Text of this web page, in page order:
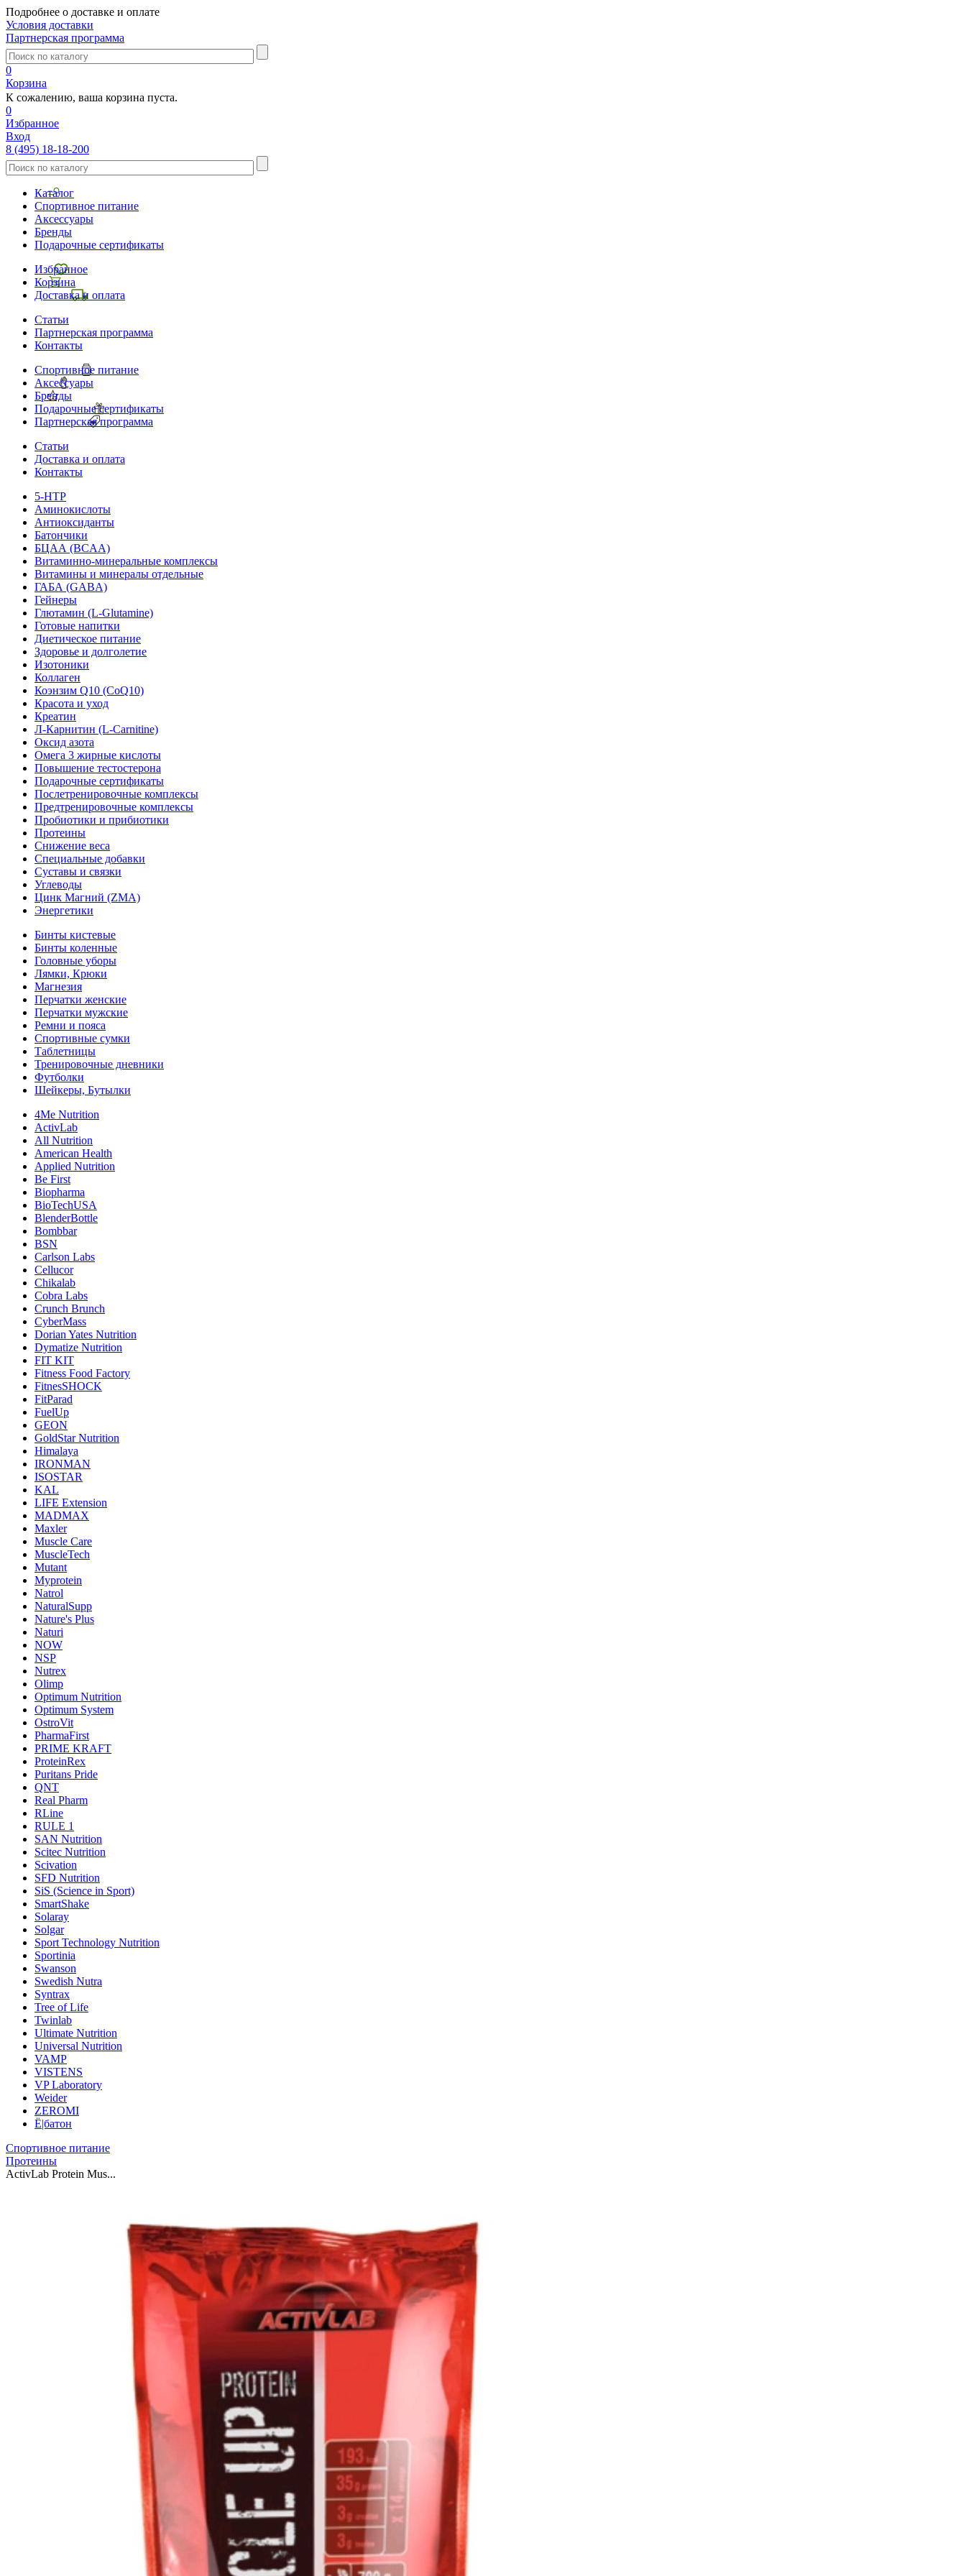
Подробнее о доставке и оплате
Условия доставки
Партнерская программа
0
Корзина
К сожалению, ваша корзина пуста.
0
Избранное
Вход
8 (495) 18-18-200
Каталог
Спортивное питание
Аксессуары
Бренды
Подарочные сертификаты
Избранное
Корзина
Доставка и оплата
Статьи
Партнерская программа
Контакты
Спортивное питание
Аксессуары
Бренды
Подарочные сертификаты
Партнерская программа
Статьи
Доставка и оплата
Контакты
5-HTP
Аминокислоты
Антиоксиданты
Батончики
БЦАА (BCAA)
Витаминно-минеральные комплексы
Витамины и минералы отдельные
ГАБА (GABA)
Гейнеры
Глютамин (L-Glutamine)
Готовые напитки
Диетическое питание
Здоровье и долголетие
Изотоники
Коллаген
Коэнзим Q10 (CoQ10)
Красота и уход
Креатин
Л-Карнитин (L-Сarnitine)
Оксид азота
Омега 3 жирные кислоты
Повышение тестостерона
Подарочные сертификаты
Послетренировочные комплексы
Предтренировочные комплексы
Пробиотики и прибиотики
Протеины
Снижение веса
Специальные добавки
Суставы и связки
Углеводы
Цинк Магний (ZMA)
Энергетики
Бинты кистевые
Бинты коленные
Головные уборы
Лямки, Крюки
Магнезия
Перчатки женские
Перчатки мужские
Ремни и пояса
Спортивные сумки
Таблетницы
Тренировочные дневники
Футболки
Шейкеры, Бутылки
4Me Nutrition
ActivLab
All Nutrition
American Health
Applied Nutrition
Be First
Biopharma
BioTechUSA
BlenderBottle
Bombbar
BSN
Carlson Labs
Cellucor
Chikalab
Cobra Labs
Crunch Brunch
CyberMass
Dorian Yates Nutrition
Dymatize Nutrition
FIT KIT
Fitness Food Factory
FitnesSHOCK
FitParad
FuelUp
GEON
GoldStar Nutrition
Himalaya
IRONMAN
ISOSTAR
KAL
LIFE Extension
MADMAX
Maxler
Muscle Care
MuscleTech
Mutant
Myprotein
Natrol
NaturalSupp
Nature's Plus
Naturi
NOW
NSP
Nutrex
Olimp
Optimum Nutrition
Optimum System
OstroVit
PharmaFirst
PRIME KRAFT
ProteinRex
Puritans Pride
QNT
Real Pharm
RLine
RULE 1
SAN Nutrition
Scitec Nutrition
Scivation
SFD Nutrition
SiS (Science in Sport)
SmartShake
Solaray
Solgar
Sport Technology Nutrition
Sportinia
Swanson
Swedish Nutra
Syntrax
Tree of Life
Twinlab
Ultimate Nutrition
Universal Nutrition
VAMP
VISTENS
VP Laboratory
Weider
ZEROMI
Ё|батон
Спортивное питание
Протеины
ActivLab Protein Mus...